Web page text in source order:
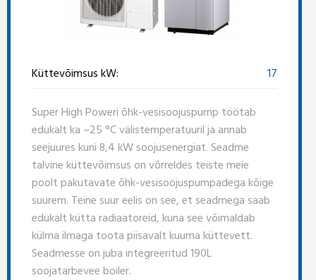
Küttevõimsus kW: 17
Super High Poweri õhk-vesisoojuspump töötab
edukalt ka –25 °C välistemperatuuril ja annab
seejuures kuni 8,4 kW soojusenergiat. Seadme
talvine küttevõimsus on võrreldes teiste meie
poolt pakutavate õhk-vesisoojuspumpadega kõige
suurem. Teine suur eelis on see, et seadmega saab
edukalt kütta radiaatoreid, kuna see võimaldab
külma ilmaga toota piisavalt kuuma küttevett.
Seadmesse on juba integreeritud 190L
soojatarbevee boiler.